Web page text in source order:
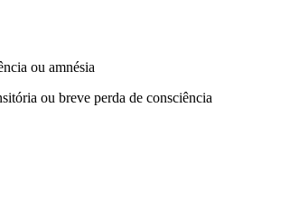
ou amnésia
ou breve perda de consciência